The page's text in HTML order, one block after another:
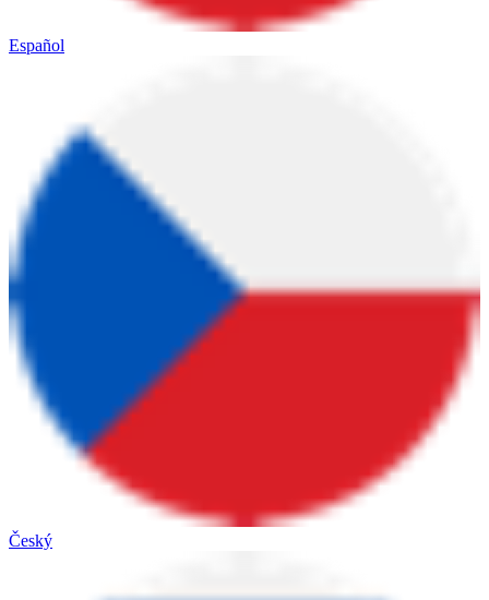
Español
Český